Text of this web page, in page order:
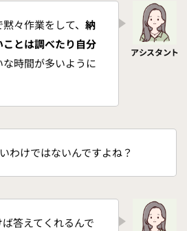
々作業をして、 納
とは調べたり自分
な時間が多いように
わけではないんですよね？
答えてくれるんで